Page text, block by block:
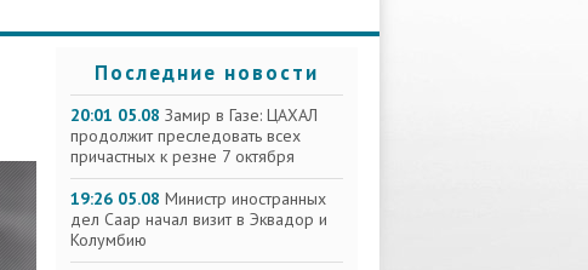
Последние новости
20:01 05.08 Замир в Газе: ЦАХАЛ
продолжит преследовать всех
причастных к резне 7 октября
19:26 05.08 Министр иностранных
дел Саар начал визит в Эквадор и
Колумбию